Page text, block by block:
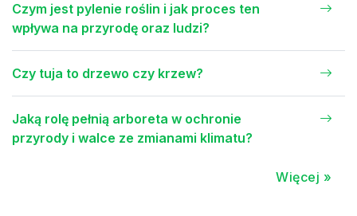
Czym jest pylenie roślin i jak proces ten
wpływa na przyrodę oraz ludzi?
Czy tuja to drzewo czy krzew?
Jaką rolę pełnią arboreta w ochronie
przyrody i walce ze zmianami klimatu?
Więcej »